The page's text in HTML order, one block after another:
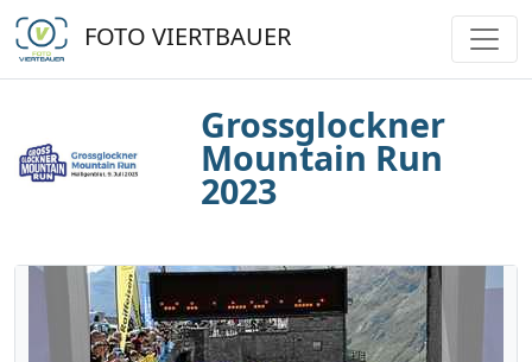
FOTO VIERTBAUER
Grossglockner
Mountain Run
2023